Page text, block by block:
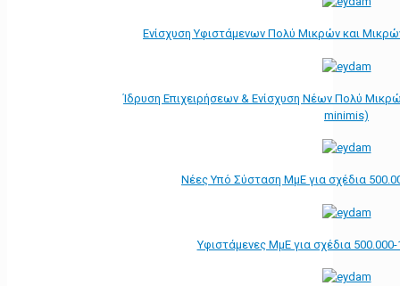
Ενίσχυση Υφιστάμενων Πολύ Μικρών και
Ίδρυση Επιχειρήσεων & Ενίσχυση Νέων Πολύ
minimis)
Νέες Υπό Σύσταση ΜμΕ για σχέδια
Υφιστάμενες ΜμΕ για σχέδια